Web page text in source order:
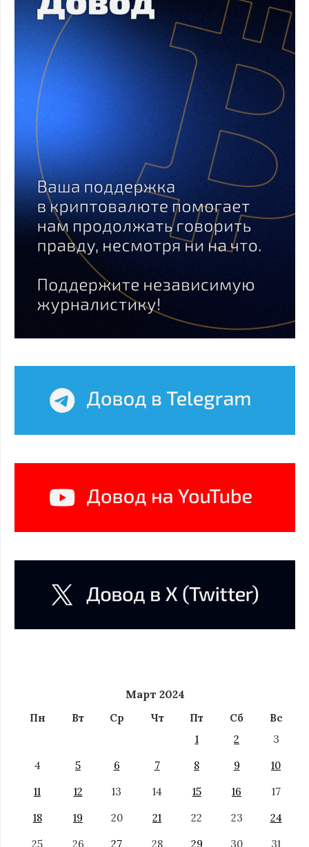
Март 2024
Пн Вт Ср Чт Пт Сб
Вс
1
2
3
4
5 6 7 8 9
10
11
12 13 14 15 16
17
18
19 20 21 22 23
24
25
26 27 28 29 30
31